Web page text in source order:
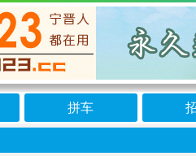
拼车